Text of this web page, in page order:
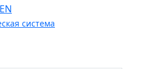
система